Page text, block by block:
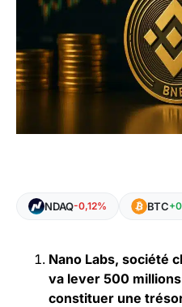
NDAQ-0,12% BTC
Nano Labs, société
va lever 500
constituer une